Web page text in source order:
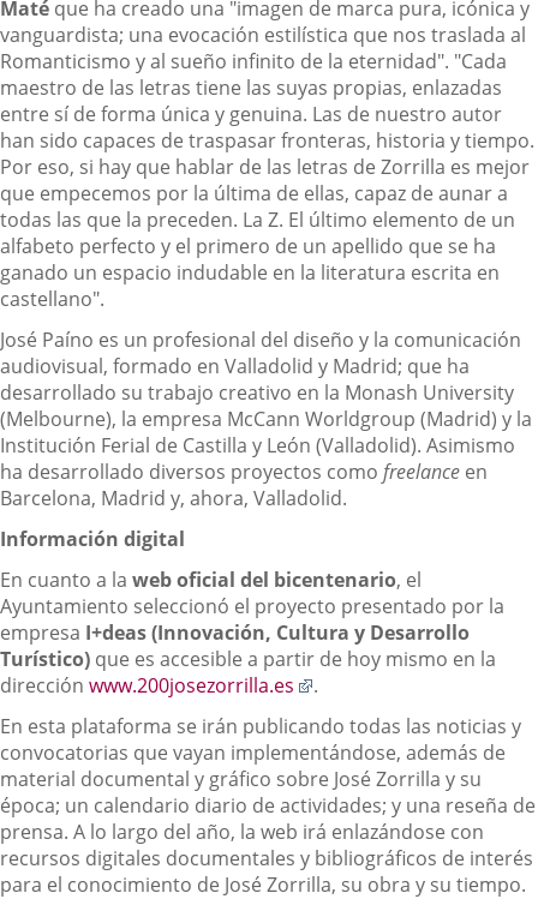
Maté que ha creado una "imagen de marca pura, icónica y
vanguardista; una evocación estilística que nos traslada al
Romanticismo y al sueño infinito de la eternidad". "Cada
maestro de las letras tiene las suyas propias, enlazadas
entre sí de forma única y genuina. Las de nuestro autor
han sido capaces de traspasar fronteras, historia y tiempo.
Por eso, si hay que hablar de las letras de Zorrilla es mejor
que empecemos por la última de ellas, capaz de aunar a
todas las que la preceden. La Z. El último elemento de un
alfabeto perfecto y el primero de un apellido que se ha
ganado un espacio indudable en la literatura escrita en
castellano".
José Paíno es un profesional del diseño y la comunicación
audiovisual, formado en Valladolid y Madrid; que ha
desarrollado su trabajo creativo en la Monash University
(Melbourne), la empresa McCann Worldgroup (Madrid) y la
Institución Ferial de Castilla y León (Valladolid). Asimismo
ha desarrollado diversos proyectos como freelance en
Barcelona, Madrid y, ahora, Valladolid.
Información digital
En cuanto a la web oficial del bicentenario, el
Ayuntamiento seleccionó el proyecto presentado por la
empresa I+deas (Innovación, Cultura y Desarrollo
Turístico) que es accesible a partir de hoy mismo en la
dirección www.200josezorrilla.es
Enlace
una
aplicación
externa.
.
En esta plataforma se irán publicando todas las noticias y
convocatorias que vayan implementándose, además de
material documental y gráfico sobre José Zorrilla y su
época; un calendario diario de actividades; y una reseña de
prensa. A lo largo del año, la web irá enlazándose con
recursos digitales documentales y bibliográficos de interés
para el conocimiento de José Zorrilla, su obra y su tiempo.